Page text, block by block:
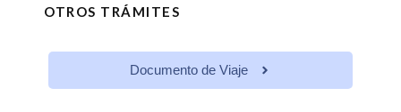
OTROS TRÁMITES
Documento de Viaje